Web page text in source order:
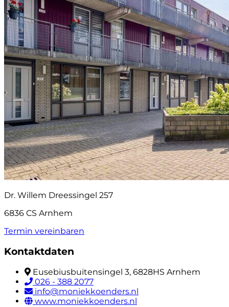
Dr. Willem Dreessingel 257
6836 CS Arnhem
Termin vereinbaren
Kontaktdaten
Eusebiusbuitensingel 3, 6828HS Arnhem
026 - 388 2077
info@moniekkoenders.nl
www.moniekkoenders.nl